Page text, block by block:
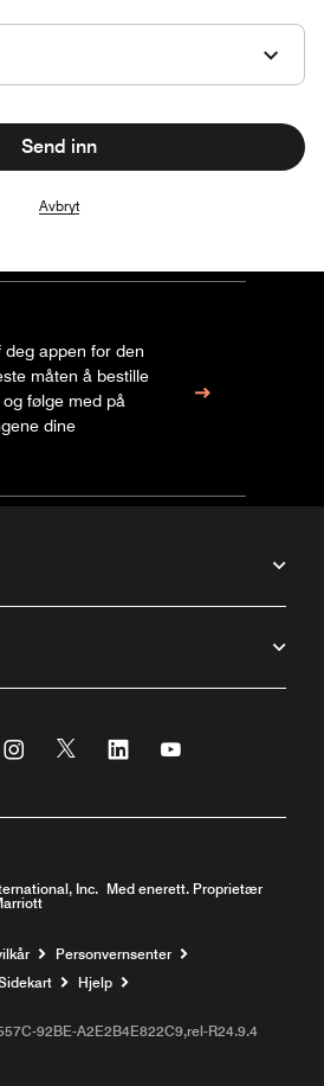
Send inn
Avbryt
deg appen for den
måten å bestille
følge med på
dine
et nytt vindu
Instagram
Åpner et nytt vindu
Twitter
Åpner et nytt vindu
Linkedin
Åpner et nytt vindu
Åpner et nytt
Inc. Med enerett. Proprietær
Personvernsenter
Hjelp
92BE-A2E2B4E822C9,rel-R24.9.4